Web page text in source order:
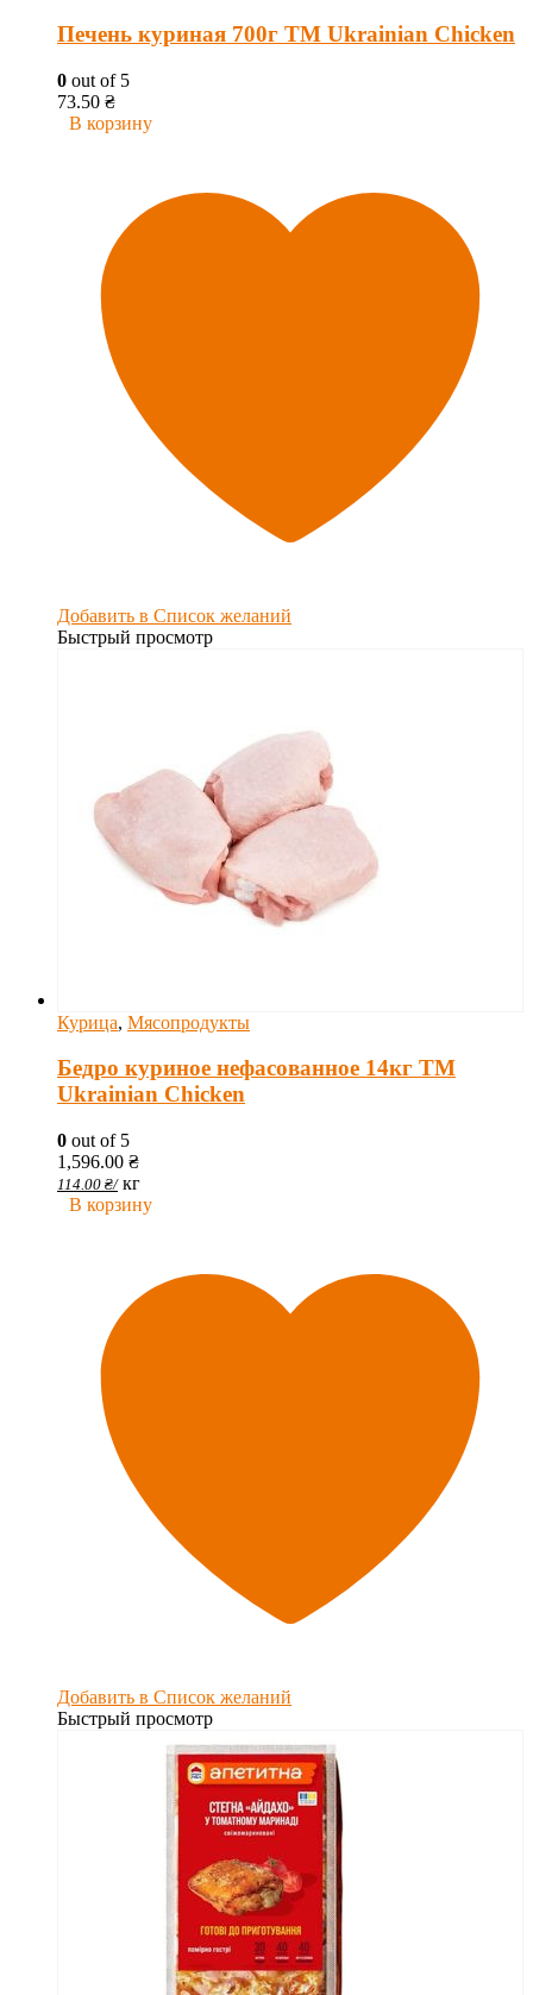
Печень куриная 700г ТМ Ukrainian Chicken
0 out of 5
73.50 ₴
В корзину
Добавить в Список желаний
Быстрый просмотр
Курица, Мясопродукты
Бедро куриное нефасованное 14кг ТМ
Ukrainian Chicken
0 out of 5
1,596.00 ₴
114.00 ₴/ кг
В корзину
Добавить в Список желаний
Быстрый просмотр